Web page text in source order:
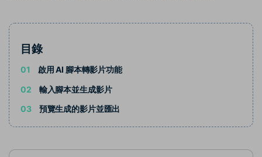
目錄
01
啟用 AI 腳本轉影片功能
02
輸入腳本並生成影片
03
預覽生成的影片並匯出